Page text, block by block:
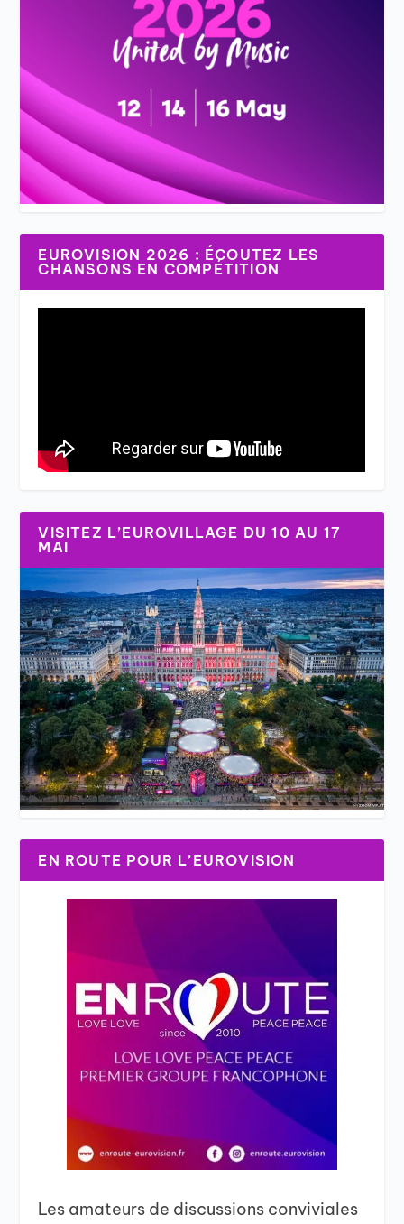
EUROVISION 2026 : ÉCOUTEZ LES
CHANSONS EN COMPÉTITION
VISITEZ L’EUROVILLAGE DU 10 AU 17
MAI
EN ROUTE POUR L’EUROVISION
Les amateurs de discussions conviviales